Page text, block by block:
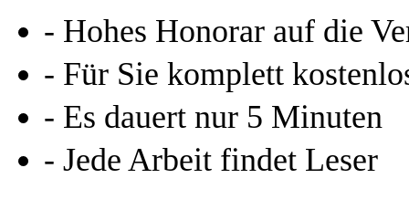
- Hohes Honorar auf die
- Für Sie komplett
- Es dauert nur 5 Minuten
- Jede Arbeit findet Leser